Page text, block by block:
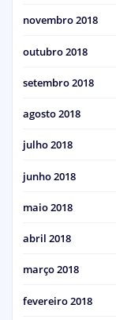
novembro 2018
outubro 2018
setembro 2018
agosto 2018
julho 2018
junho 2018
maio 2018
abril 2018
março 2018
fevereiro 2018